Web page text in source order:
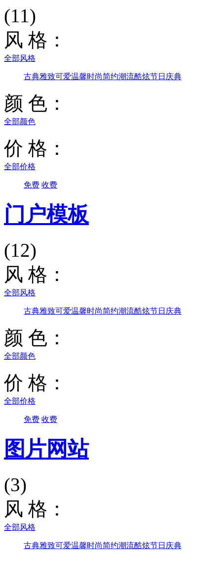
(11)
风 格：
全部风格
古典雅致可爱温馨时尚简约潮流酷炫节日庆典
颜 色：
全部颜色
价 格：
全部价格
免费 收费
门户模板
(12)
风 格：
全部风格
古典雅致可爱温馨时尚简约潮流酷炫节日庆典
颜 色：
全部颜色
价 格：
全部价格
免费 收费
图片网站
(3)
风 格：
全部风格
古典雅致可爱温馨时尚简约潮流酷炫节日庆典